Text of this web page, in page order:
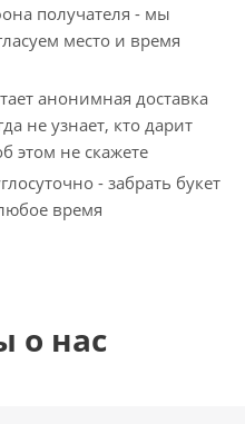
получателя - мы
место и время
анонимная доставка
не узнает, кто дарит
этом не скажете
- забрать букет
время
о нас